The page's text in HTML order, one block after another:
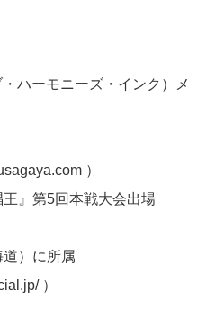
ハーモニーズ・インク）メ
）
』第5回本戦大会出場
道）に所属
）